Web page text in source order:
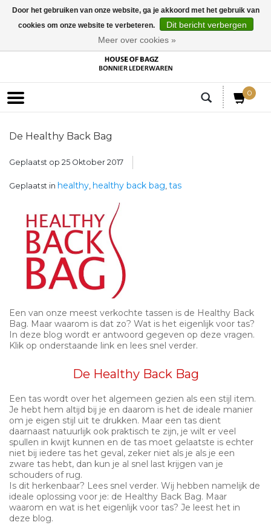
0
De Healthy Back Bag
Geplaatst op 25 Oktober 2017
Geplaatst in healthy, healthy back bag, tas
Een van onze meest verkochte tassen is de Healthy Back
Bag. Maar waarom is dat zo? Wat is het eigenlijk voor tas?
In deze blog wordt er antwoord gegeven op deze vragen.
Klik op onderstaande link en lees snel verder.
De Healthy Back Bag
Een tas wordt over het algemeen gezien als een stijl item.
Je hebt hem altijd bij je en daarom is het de ideale manier
om je eigen stijl uit te drukken. Maar een tas dient
daarnaast natuurlijk ook praktisch te zijn, je wilt er veel
spullen in kwijt kunnen en de tas moet gelaatste is echter
niet bij iedere tas het geval, zeker niet als je als je een
zware tas hebt, dan kun je al snel last krijgen van je
schouders of rug.
Is dit herkenbaar? Lees snel verder. Wij hebben namelijk de
ideale oplossing voor je: de Healthy Back Bag. Maar
waarom en wat is het eigenlijk voor tas? Je leest het in
deze blog.
Door het gebruiken van onze website, ga je akkoord met het gebruik van
cookies om onze website te verbeteren.
Dit bericht verbergen
Meer over cookies »